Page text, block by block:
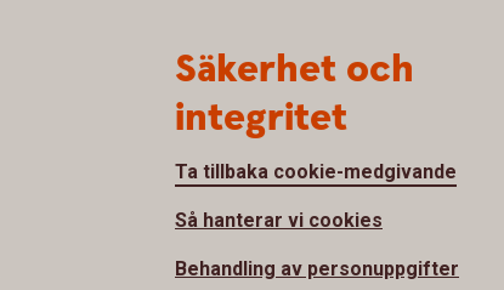
Säkerhet och
integritet
Ta tillbaka cookie-medgivande
Så hanterar vi cookies
Behandling av personuppgifter